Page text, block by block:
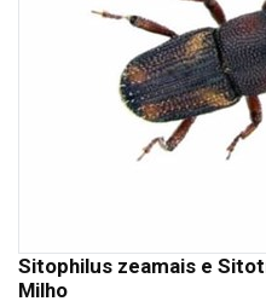
Sitophilus zeamais e
Milho